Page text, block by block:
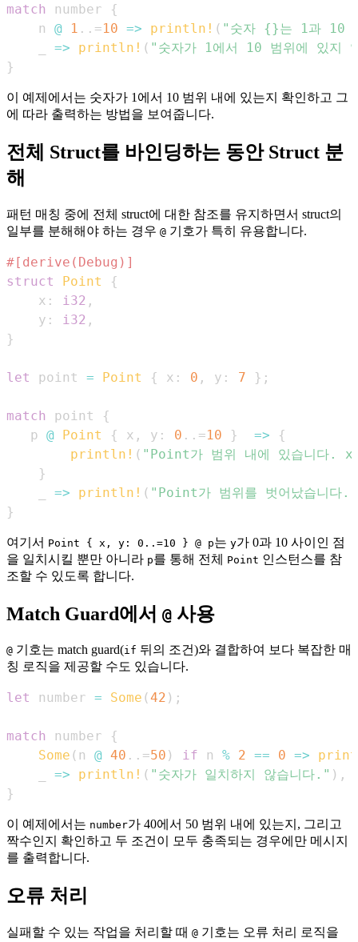
match number
{
    n
@ 1 ..=10 => println! ( "숫자 {}는 1과 10
=> println! ( "숫자가 1에서 10 범위에 있지
}
이 예제에서는 숫자가 1에서 10 범위 내에 있는지 확인하고 그
에 따라 출력하는 방법을 보여줍니다.
전체 Struct를 바인딩하는 동안 Struct 분
해
패턴 매칭 중에 전체 struct에 대한 참조를 유지하면서 struct의
일부를 분해해야 하는 경우 @ 기호가 특히 유용합니다.
#[derive(Debug)]
struct
Point
{
    x
: i32 ,
    y
: i32 ,
}
let point = Point { x : 0 , y : 7 } ;
match point
{
   p
@ Point { x , y : 0 ..=10 } =>
{
println! ( "Point가 범위 내에 있습
}
=> println! ( "Point가 범위를 벗어났습니다."
}
여기서 Point { x, y: 0..=10 } @ p는 y가 0과 10 사이인 점
을 일치시킬 뿐만 아니라 p를 통해 전체 Point 인스턴스를 참
조할 수 있도록 합니다.
Match Guard에서 @ 사용
@ 기호는 match guard(if 뒤의 조건)와 결합하여 보다 복잡한 매
칭 로직을 제공할 수도 있습니다.
let number = Some (42 ) ;
match number
{
Some ( n @ 40 ..=50 ) if n % 2 == 0 =>
=> println! ( "숫자가 일치하지 않습니다." ) ,
}
이 예제에서는 number가 40에서 50 범위 내에 있는지, 그리고
짝수인지 확인하고 두 조건이 모두 충족되는 경우에만 메시지
를 출력합니다.
오류 처리
실패할 수 있는 작업을 처리할 때 @ 기호는 오류 처리 로직을